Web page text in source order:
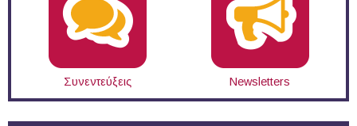
Συνεντεύξεις Newsletters